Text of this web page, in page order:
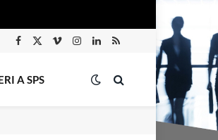
Facebook
X
VimeoInstagram
LinkedIn
RSS
A SPS